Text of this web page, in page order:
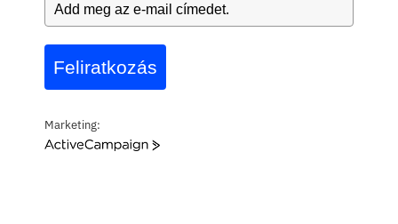
Feliratkozás
Marketing:
A